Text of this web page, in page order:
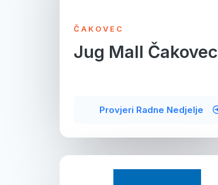
ČAKOVEC
Jug Mall Čakovec
Provjeri Radne Nedjelje